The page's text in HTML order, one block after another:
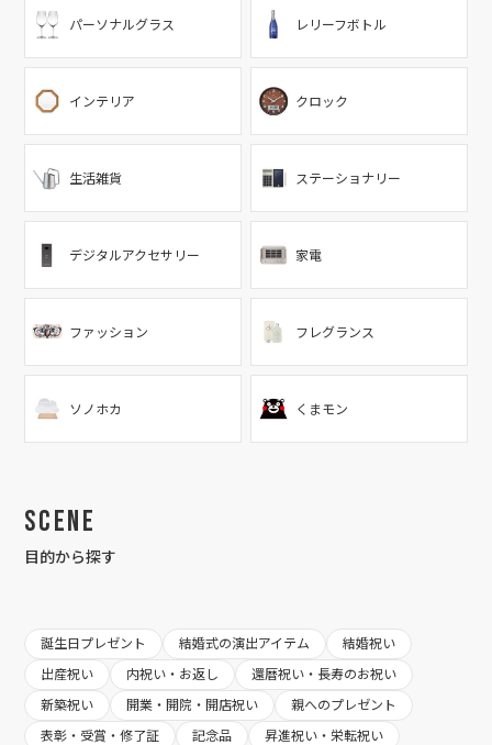
パーソナルグラス レリーフボトル
インテリア クロック
生活雑貨 ステーショナリー
デジタルアクセサリー 家電
ファッション フレグランス
ソノホカ くまモン
Scene
目的から探す
誕生日プレゼント 結婚式の演出アイテム
結婚祝い
出産祝い
内祝い・お返し
還暦祝い・長寿のお祝い
新築祝い
開業・開院・開店祝い
親へのプレゼント
表彰・受賞・修了証
記念品
昇進祝い・栄転祝い